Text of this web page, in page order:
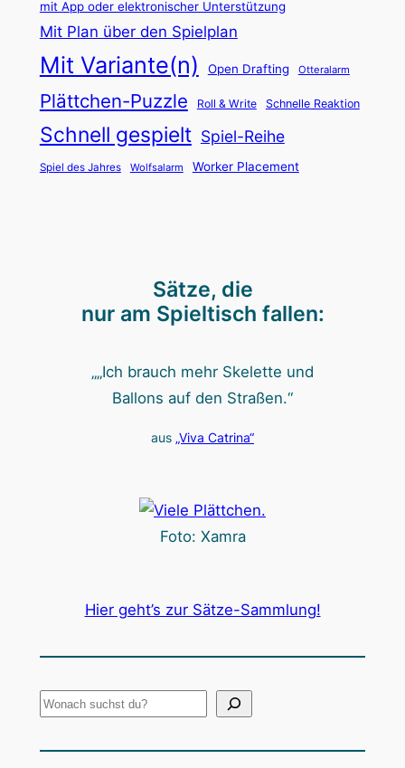
u
n
R
ä
l
mit App oder elektronischer Unterstützung
Mit Plan über den Spielplan
Mit Variante(n) Open Drafting Otteralarm
Plättchen-Puzzle Roll & Write Schnelle Reaktion
Schnell gespielt Spiel-Reihe
Spiel des Jahres Wolfsalarm Worker Placement
Sätze, die
nur am Spieltisch fallen:
„„Ich brauch mehr Skelette und
Ballons auf den Straßen.“
aus „Viva Catrina“
Foto: Xamra
Hier geht’s zur Sätze-Sammlung!
S
c